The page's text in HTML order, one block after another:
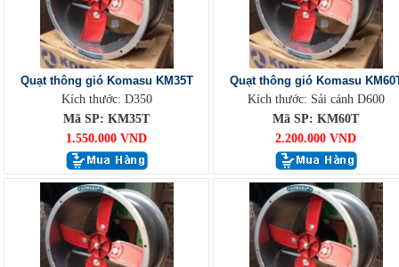
Quạt thông gió Komasu KM35T
Kích thước: D350
Mã SP: KM35T
1.550.000 VND
Quạt thông gió Komasu
Kích thước: Sải cánh D600
Mã SP: KM60T
2.200.000 VND